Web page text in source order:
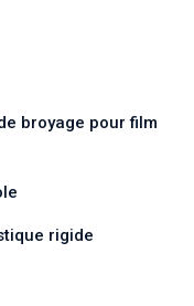
broyage pour film
rigide